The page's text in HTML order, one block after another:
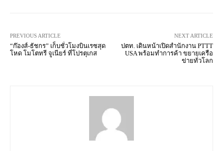
PREVIOUS ARTICLE
“ก๊องส์-ธัชกร” เก็บชั่วโมงบินเรซสุด
โหด โมโตทรี จูเนียร์ ที่โปรตุเกส
NEXT ARTICLE
ปตท. เดินหน้าเปิดสำนักงาน PTTT
USA พร้อมทำการค้า ขยายเครือ
ข่ายทั่วโลก